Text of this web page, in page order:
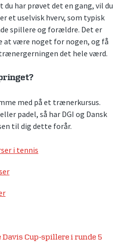
har prøvet det en gang, vil du
et uselvisk hverv, som typisk
spillere og forældre. Det er
at være noget for nogen, og få
det hele værd.
med på et trænerkursus.
padel, så har DGI og Dansk
til dig dette forår.
i tennis
Cup-spillere i runde 5